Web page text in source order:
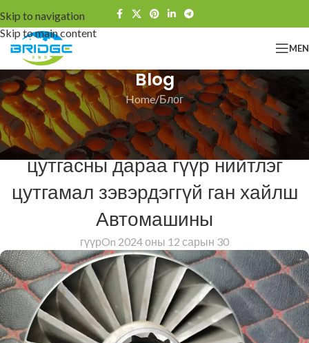
Skip to navigation
Skip to main content
Blog
Home Блог
БЛОГ
Зах зээлийн хөрөнгө оруулалтын
цутгасны дараа гүүр нийтлэг
цутгамал зэвэрдэггүй ган хайлш
Автомашины
гүүрOn 2024 оны 12 сарын 30